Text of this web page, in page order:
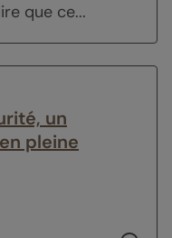
que ce...
un
pleine